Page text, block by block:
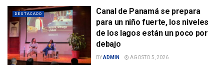
DESTACADO
Canal de Panamá se prepara
para un niño fuerte, los niveles
de los lagos están un poco por
debajo
BYADMIN AGOSTO 5, 2026